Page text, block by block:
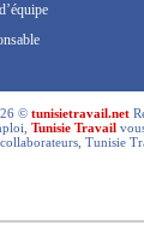
©tunisietravail.net
Tunisie Travail
collaborateurs, Tunisie